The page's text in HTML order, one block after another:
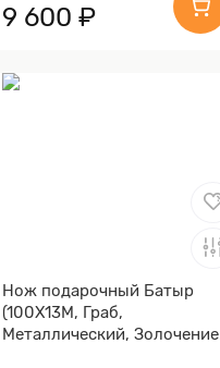
9 600 ₽
Нож подарочный Батыр
(100Х13М, Граб,
Металлический, Золочение